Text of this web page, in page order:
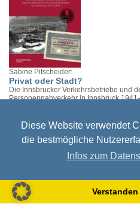
Diese Website verwendet
die bestmögliche
Infos zum
Verstanden
Sabine Pitscheider:
Privat oder Stadt?
Die Innsbrucker Verkehrsbetriebe und
Personennahverkehr in Innsbruck
Ihre Vorteile:
Wir liefern kostenlos ab EUR 50,-
Wir akzeptieren Kreditkarte, PayPal,